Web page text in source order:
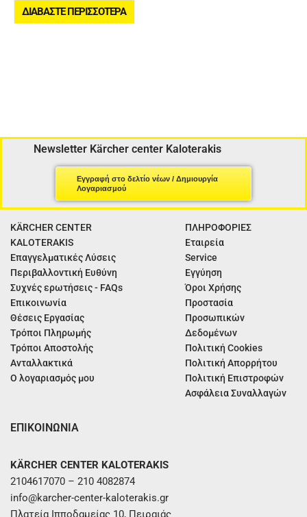
ΔΙΑΒΆΣΤΕ ΠΕΡΙΣΣΌΤΕΡΑ
Newsletter Kärcher center Kaloterakis
Εγγραφή στο δελτίο νέων / Δημιουργία
Λογαριασμού
KÄRCHER CENTER
KALOTERAKIS
Επαγγελματικές Λύσεις
Περιβαλλοντική Ευθύνη
Συχνές ερωτήσεις - FAQs
Επικοινωνία
Θέσεις Εργασίας
Τρόποι Πληρωμής
Τρόποι Αποστολής
Ανταλλακτικά
Ο λογαριασμός μου
ΠΛΗΡΟΦΟΡΙΕΣ
Εταιρεία
Service
Εγγύηση
Όροι Χρήσης
Προστασία
Προσωπικών
Δεδομένων
Πολιτική Cookies
Πολιτική Απορρήτου
Πολιτική Επιστροφών
Ασφάλεια Συναλλαγών
ΕΠΙΚΟΙΝΩΝΙΑ
KÄRCHER CENTER KALOTERAKIS
2104617070 – 210 4082874
info@karcher-center-kaloterakis.gr
Πλατεία Ιπποδαμείας 10, Πειραιάς